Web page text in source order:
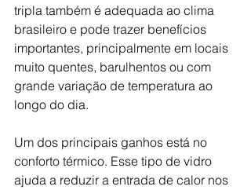
tripla também é adequada ao clima
brasileiro e pode trazer benefícios
importantes, principalmente em locais
muito quentes, barulhentos ou com
grande variação de temperatura ao
longo do dia.
Um dos principais ganhos está no
conforto térmico. Esse tipo de vidro
ajuda a reduzir a entrada de calor nos